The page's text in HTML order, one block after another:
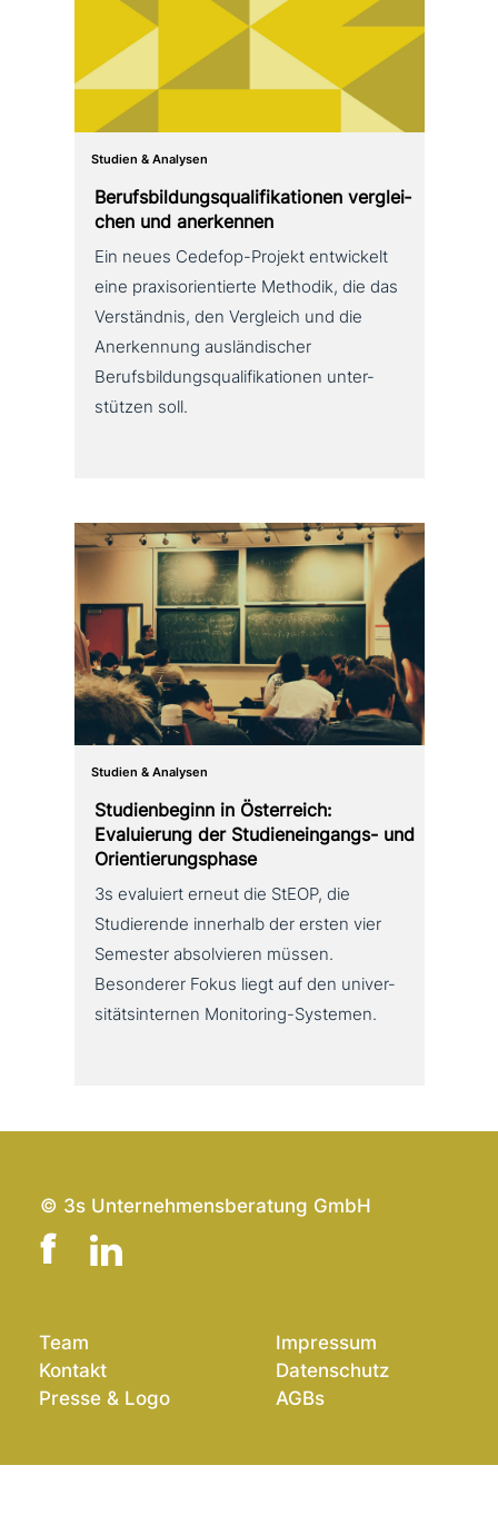
Studien & Analysen
Berufsbildungsqualifikationen ver­glei­
chen und anerkennen
Ein neues Cedefop-Projekt ent­wickelt
eine pra­xis­ori­en­tier­te Methodik, die das
Verständnis, den Vergleich und die
Anerkennung aus­län­di­scher
Berufsbildungsqualifikationen unter­
stüt­zen soll.
Studien & Analysen
Studienbeginn in Österreich:
Evaluierung der Studieneingangs- und
Orientierungsphase
3s evaluiert erneut die StEOP, die
Studierende innerhalb der ersten vier
Semester absol­vie­ren müssen.
Besonderer Fokus liegt auf den uni­ver­
si­täts­in­ter­nen Monitoring-Systemen.
© 3s Unternehmensberatung GmbH
Team
Kontakt
Presse & Logo
Impressum
Datenschutz
AGBs